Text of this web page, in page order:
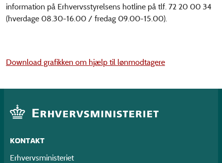
information på Erhvervsstyrelsens hotline på tlf. 72 20 00 34
(hverdage 08.30-16.00 / fredag 09.00-15.00).
Download grafikken om hjælp til lønmodtagere
KONTAKT
Erhvervsministeriet